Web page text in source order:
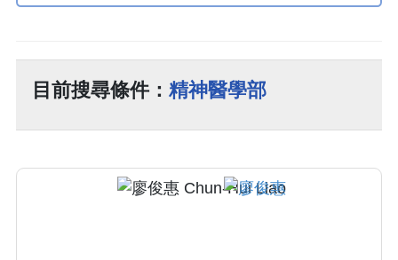
目前搜尋條件： 精神醫學部